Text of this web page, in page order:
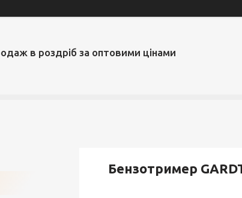
в роздріб за оптовими цінами
Бензотример